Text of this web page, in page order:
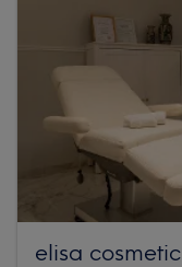
elisa cosmetic